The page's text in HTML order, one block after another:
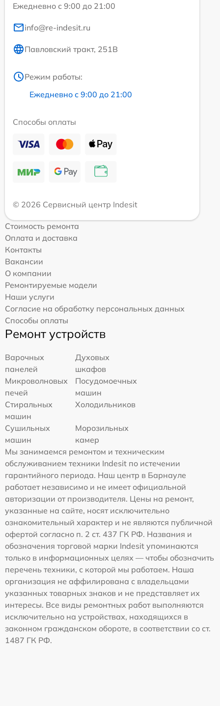
Ежедневно с 9:00 до 21:00
info@re-indesit.ru
Павловский тракт, 251В
Режим работы:
Ежедневно с 9:00 до 21:00
Способы оплаты
© 2026 Сервисный центр Indesit
Стоимость ремонта
Оплата и доставка
Контакты
Вакансии
О компании
Ремонтируемые модели
Наши услуги
Согласие на обработку персональных данных
Способы оплаты
Ремонт устройств
Варочных
панелей
Духовых
шкафов
Микроволновых
печей
Посудомоечных
машин
Стиральных
машин
Холодильников
Сушильных
машин
Морозильных
камер
Мы занимаемся ремонтом и техническим
обслуживанием техники Indesit по истечении
гарантийного периода. Наш центр в Барнауле
работает независимо и не имеет официальной
авторизации от производителя. Цены на ремонт,
указанные на сайте, носят исключительно
ознакомительный характер и не являются публичной
офертой согласно п. 2 ст. 437 ГК РФ. Названия и
обозначения торговой марки Indesit упоминаются
только в информационных целях — чтобы обозначить
перечень техники, с которой мы работаем. Наша
организация не аффилирована с владельцами
указанных товарных знаков и не представляет их
интересы. Все виды ремонтных работ выполняются
исключительно на устройствах, находящихся в
законном гражданском обороте, в соответствии со ст.
1487 ГК РФ.